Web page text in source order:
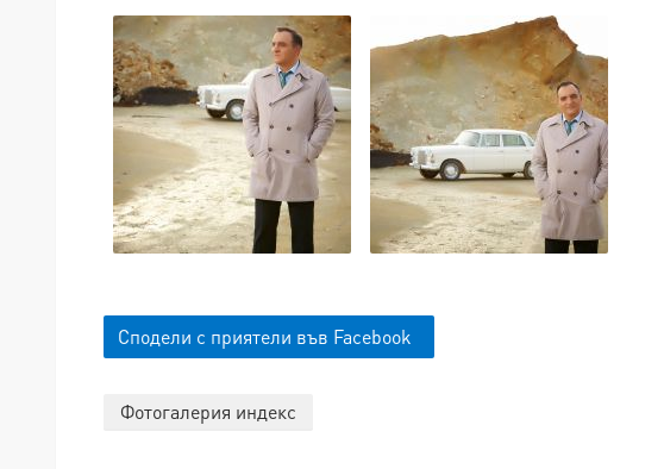
Сподели с приятели във Facebook
Фотогалерия индекс